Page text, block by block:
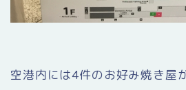
空港内には4件のお好み焼き屋